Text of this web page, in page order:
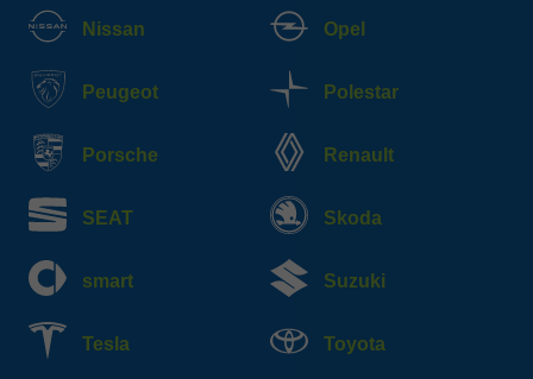
Nissan Opel
Peugeot Polestar
Porsche Renault
SEAT Skoda
smart Suzuki
Tesla Toyota